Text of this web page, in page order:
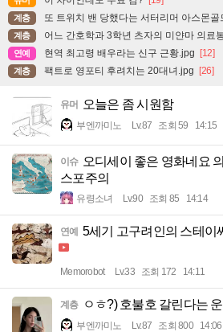
계층 또 트위치 밴 당했다는 서터리머 아스몬골
계층 어느 간호학과 3학년 츠자의 미얀마 의료
연예 현역 최고령 배우라는 신구 근황.jpg [12]
계층 팩트로 영포티 후려치는 20대녀.jpg [26]
유머 오늘은 좀 시원함
부엔까미노 Lv.87 조회 59 14:15
이슈 오디세이 좋은 영화네요
스포주의
유령소녀 Lv.90 조회 85 14:14
연예 5세기 고구려인의 스테이
Memorobot Lv.33 조회 172 14:11
계층 ㅇㅎ?) 호불호 갈린다는
부엔까미노 Lv.87 조회 800 14:06